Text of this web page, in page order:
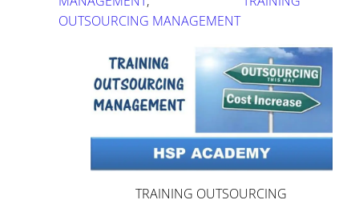
OUTSOURCING MANAGEMENT
TRAINING OUTSOURCING